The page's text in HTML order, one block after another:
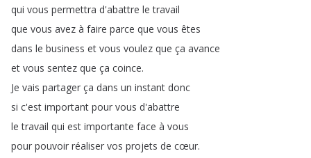
qui vous permettra d'abattre le travail
que vous avez à faire parce que vous êtes
dans le business et vous voulez que ça avance
et vous sentez que ça coince.
Je vais partager ça dans un instant donc
si c'est important pour vous d'abattre
le travail qui est importante face à vous
pour pouvoir réaliser vos projets de cœur.